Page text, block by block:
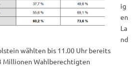
ig
en
La
nd
wählten bis 11.00 Uhr bereits
Millionen Wahlberechtigten